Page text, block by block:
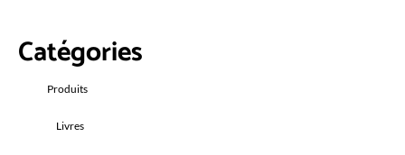
Catégories
Produits
Livres